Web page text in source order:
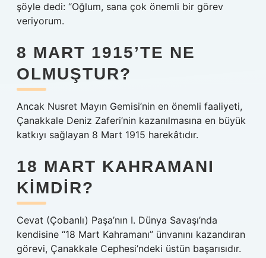
şöyle dedi: “Oğlum, sana çok önemli bir görev
veriyorum.
8 MART 1915’TE NE
OLMUŞTUR?
Ancak Nusret Mayın Gemisi’nin en önemli faaliyeti,
Çanakkale Deniz Zaferi’nin kazanılmasına en büyük
katkıyı sağlayan 8 Mart 1915 harekâtıdır.
18 MART KAHRAMANI
KIMDIR?
Cevat (Çobanlı) Paşa’nın I. Dünya Savaşı’nda
kendisine “18 Mart Kahramanı” ünvanını kazandıran
görevi, Çanakkale Cephesi’ndeki üstün başarısıdır.